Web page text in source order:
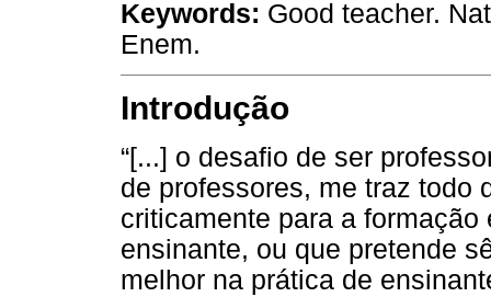
Keywords: Good teacher.
Enem.
Introdução
“[...] o desafio de ser
de professores, me traz todo
criticamente para a
ensinante, ou que pretende
melhor na prática de